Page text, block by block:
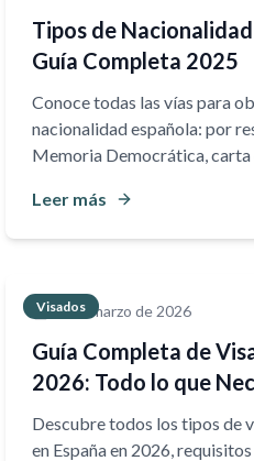
Tipos de
Guía Completa 2025
Conoce todas las vías para
nacionalidad española: por
Memoria Democrática, carta
Leer más
Visados
30 de marzo de 2026
Guía Completa de
2026: Todo lo que
Descubre todos los tipos de
en España en 2026,